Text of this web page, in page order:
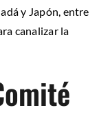
y Japón, entre
canalizar la